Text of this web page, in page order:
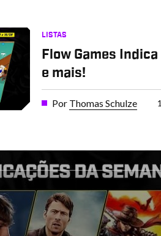
LISTAS
Flow Games
e mais!
Por Thomas Schulze